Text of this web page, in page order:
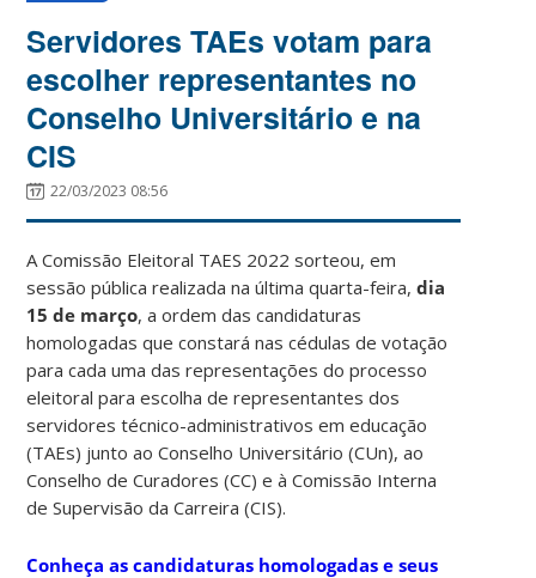
Servidores TAEs votam para
escolher representantes no
Conselho Universitário e na
CIS
22/03/2023 08:56
A Comissão Eleitoral TAES 2022 sorteou, em
sessão pública realizada na última quarta-feira,dia
15 de março, a ordem das candidaturas
homologadas que constará nas cédulas de votação
para cada uma das representações do processo
eleitoral para escolha de representantes dos
servidores técnico-administrativos em educação
(TAEs) junto ao Conselho Universitário (CUn), ao
Conselho de Curadores (CC) e à Comissão Interna
de Supervisão da Carreira (CIS).
Conheça as candidaturas homologadas e seus